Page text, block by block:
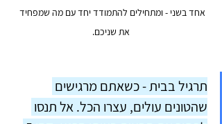
אחד בשני - ומתחילים להתמודד יחד עם מה שמפחיד
את שניכם.
תרגיל בבית - כשאתם מרגישים
שהטונים עולים, עצרו הכל. אל תנסו